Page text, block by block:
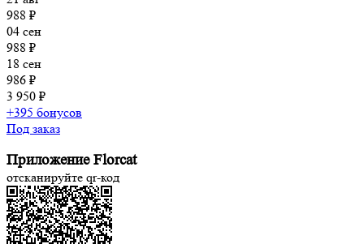
988 ₽
04 сен
988 ₽
18 сен
986 ₽
3 950 ₽
+395 бонусов
Под заказ
Приложение Florcat
отсканируйте qr-код